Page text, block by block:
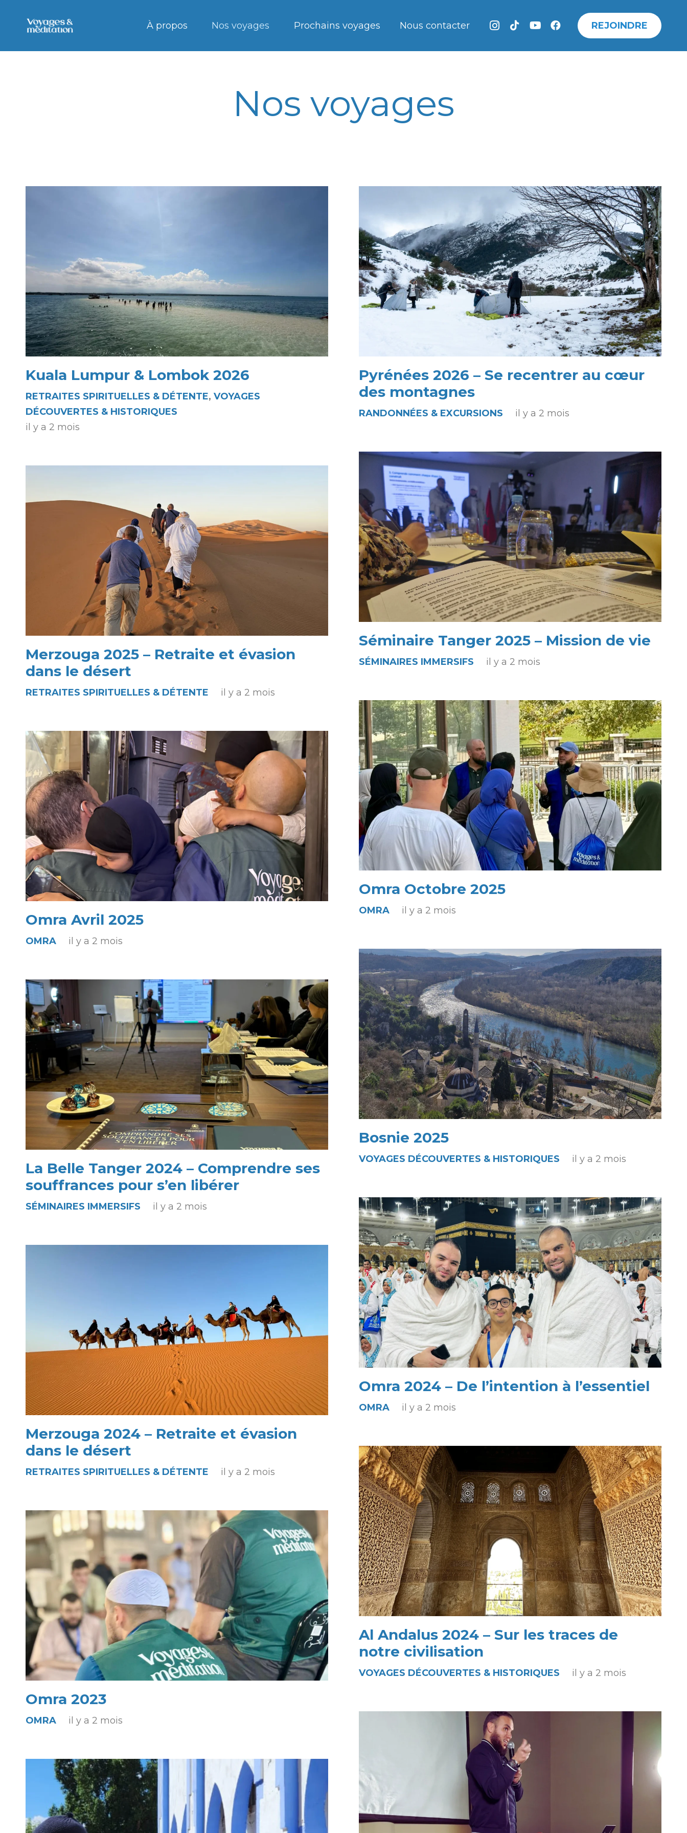
À propos Nos voyages Prochains voyages Nous contacter REJOINDRE
Nos voyages
Kuala Lumpur & Lombok 2026
RETRAITES SPIRITUELLES & DÉTENTE, VOYAGES
DÉCOUVERTES & HISTORIQUES
il y a 2 mois
Pyrénées 2026 – Se recentrer au cœur
des montagnes
RANDONNÉES & EXCURSIONS il y a 2 mois
Séminaire Tanger 2025 – Mission de vie
SÉMINAIRES IMMERSIFS il y a 2 mois
Merzouga 2025 – Retraite et évasion
dans le désert
RETRAITES SPIRITUELLES & DÉTENTE il y a 2 mois
Omra Octobre 2025
OMRA il y a 2 mois
Omra Avril 2025
OMRA il y a 2 mois
Bosnie 2025
VOYAGES DÉCOUVERTES & HISTORIQUES il y a 2 mois
La Belle Tanger 2024 – Comprendre ses
souffrances pour s’en libérer
SÉMINAIRES IMMERSIFS il y a 2 mois
Omra 2024 – De l’intention à l’essentiel
OMRA il y a 2 mois
Merzouga 2024 – Retraite et évasion
dans le désert
RETRAITES SPIRITUELLES & DÉTENTE il y a 2 mois
Al Andalus 2024 – Sur les traces de
notre civilisation
VOYAGES DÉCOUVERTES & HISTORIQUES il y a 2 mois
Omra 2023
OMRA il y a 2 mois